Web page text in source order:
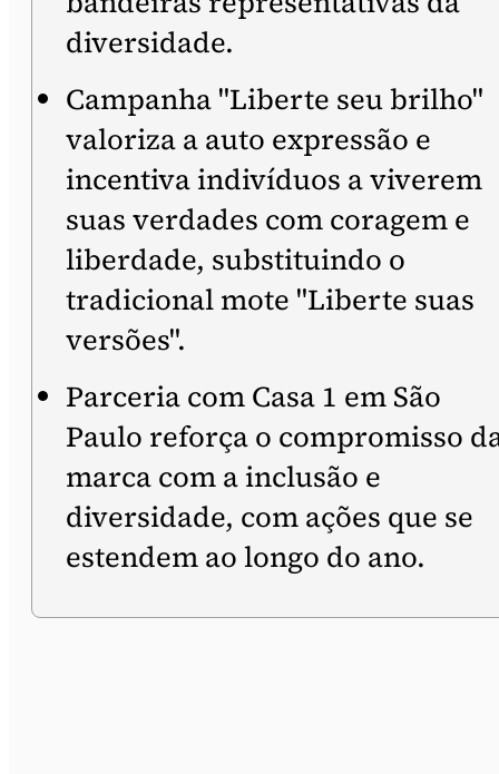
diversidade.
Campanha "Liberte seu brilho"
valoriza a auto expressão e
incentiva indivíduos a viverem
suas verdades com coragem e
liberdade, substituindo o
tradicional mote "Liberte suas
versões".
Parceria com Casa 1 em São
Paulo reforça o compromisso
marca com a inclusão e
diversidade, com ações que se
estendem ao longo do ano.